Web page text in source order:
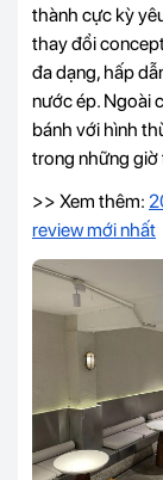
thành cực kỳ
thay đổi
đa dạng, hấp
nước ép. Ngoài
bánh với hình
trong những giờ
>> Xem thêm:
review mới nhất